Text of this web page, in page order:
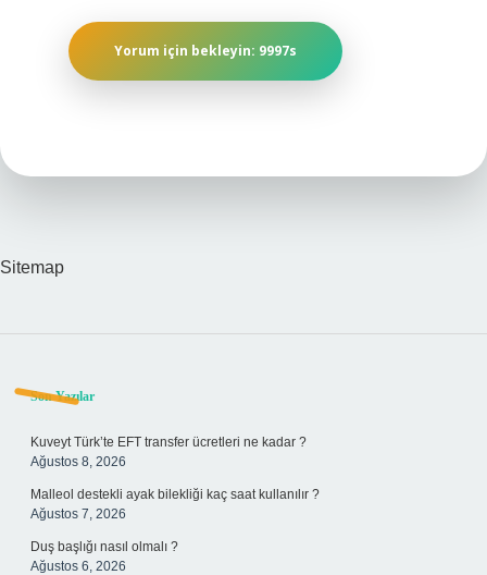
Sitemap
Sidebar
Son Yazılar
Kuveyt Türk’te EFT transfer ücretleri ne kadar ?
Ağustos 8, 2026
Malleol destekli ayak bilekliği kaç saat kullanılır ?
Ağustos 7, 2026
Duş başlığı nasıl olmalı ?
Ağustos 6, 2026